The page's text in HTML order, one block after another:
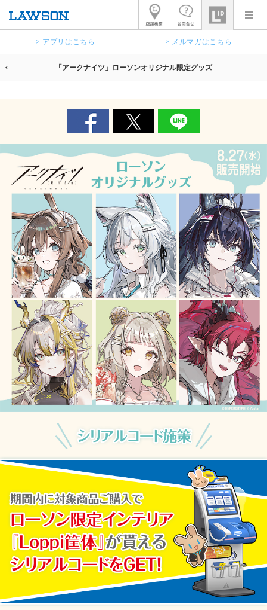
> アプリはこちら > メルマガはこちら
「アークナイツ」ローソンオリジナル限定グッズ